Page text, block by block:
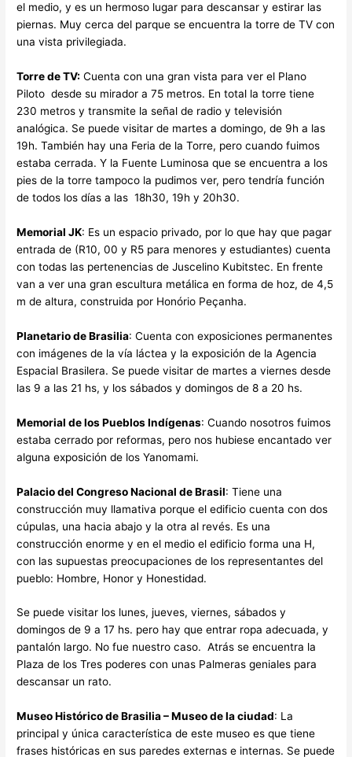
el medio, y es un hermoso lugar para descansar y estirar las
piernas. Muy cerca del parque se encuentra la torre de TV con
una vista privilegiada.
Torre de TV: Cuenta con una gran vista para ver el Plano
Piloto desde su mirador a 75 metros. En total la torre tiene
230 metros y transmite la señal de radio y televisión
analógica. Se puede visitar de martes a domingo, de 9h a las
19h. También hay una Feria de la Torre, pero cuando fuimos
estaba cerrada. Y la Fuente Luminosa que se encuentra a los
pies de la torre tampoco la pudimos ver, pero tendría función
de todos los días a las 18h30, 19h y 20h30.
Memorial JK: Es un espacio privado, por lo que hay que pagar
entrada de (R10, 00 y R5 para menores y estudiantes) cuenta
con todas las pertenencias de Juscelino Kubitstec. En frente
van a ver una gran escultura metálica en forma de hoz, de 4,5
m de altura, construida por Honório Peçanha.
Planetario de Brasilia: Cuenta con exposiciones permanentes
con imágenes de la vía láctea y la exposición de la Agencia
Espacial Brasilera. Se puede visitar de martes a viernes desde
las 9 a las 21 hs, y los sábados y domingos de 8 a 20 hs.
Memorial de los Pueblos Indígenas: Cuando nosotros fuimos
estaba cerrado por reformas, pero nos hubiese encantado ver
alguna exposición de los Yanomami.
Palacio del Congreso Nacional de Brasil: Tiene una
construcción muy llamativa porque el edificio cuenta con dos
cúpulas, una hacia abajo y la otra al revés. Es una
construcción enorme y en el medio el edificio forma una H,
con las supuestas preocupaciones de los representantes del
pueblo: Hombre, Honor y Honestidad.
Se puede visitar los lunes, jueves, viernes, sábados y
domingos de 9 a 17 hs. pero hay que entrar ropa adecuada, y
pantalón largo. No fue nuestro caso. Atrás se encuentra la
Plaza de los Tres poderes con unas Palmeras geniales para
descansar un rato.
Museo Histórico de Brasilia –Museo de la ciudad: La
principal y única característica de este museo es que tiene
frases históricas en sus paredes externas e internas. Se puede